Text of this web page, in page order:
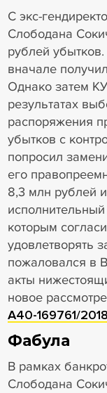
С экс-
Слободана
рублей
вначале
Однако затем
результатах
распоряжения
убытков с
попросил
его
8,3 млн рублей
которым
удовлетворять
пожаловался в
акты
новое
А40-169761/2018
Фабула
В рамках
Слободана